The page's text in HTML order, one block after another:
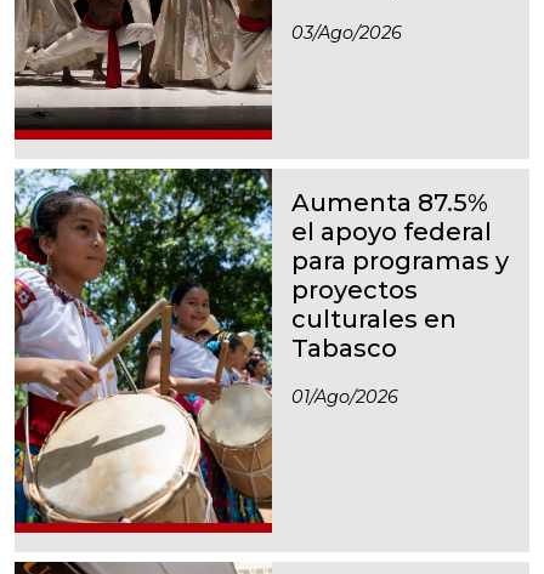
03/ago/2026
Aumenta 87.5%
el apoyo federal
para programas y
proyectos
culturales en
Tabasco
01/ago/2026